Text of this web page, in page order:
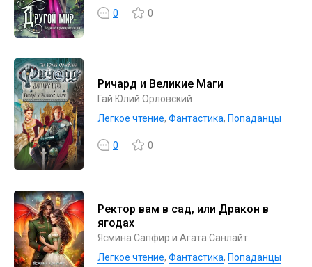
0 0
Ричард и Великие Маги
Гай Юлий Орловский
Легкое чтение, Фантастика, Попаданцы
0 0
Ректор вам в сад, или Дракон в
ягодах
Ясмина Сапфир и Агата Санлайт
Легкое чтение, Фантастика, Попаданцы